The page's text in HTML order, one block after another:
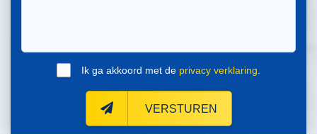
Ik ga akkoord met de privacy verklaring
VERSTUREN